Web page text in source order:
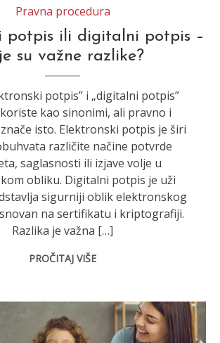
Pravna procedura
potpis ili digitalni potpis –
su važne razlike?
potpis” i „digitalni potpis”
kao sinonimi, ali pravno i
isto. Elektronski potpis je širi
različite načine potvrde
saglasnosti ili izjave volje u
obliku. Digitalni potpis je uži
sigurniji oblik elektronskog
na sertifikatu i kriptografiji.
Razlika je važna […]
PROČITAJ VIŠE